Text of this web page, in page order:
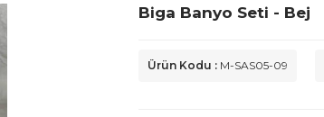
Biga Banyo Seti - Bej
Ürün Kodu : M-SAS05-09